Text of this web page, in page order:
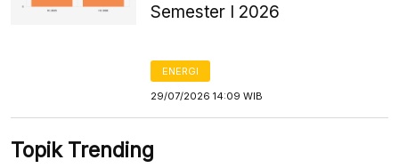
Semester I 2026
ENERGI
29/07/2026 14:09 WIB
Topik Trending